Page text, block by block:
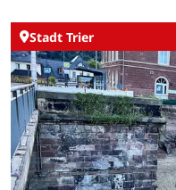
Stadt Trier